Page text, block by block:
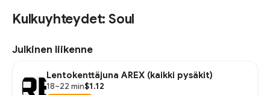
Kulkuyhteydet: Soul
Julkinen liikenne
Lentokenttäjuna AREX (kaikki pysäkit)
18–22 min$1.12